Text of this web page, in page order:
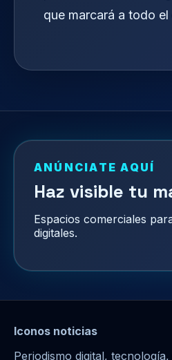
que marcará a todo
ANÚNCIATE AQUÍ
Haz visible tu
Espacios comerciales
digitales.
Iconos noticias
Periodismo digital,